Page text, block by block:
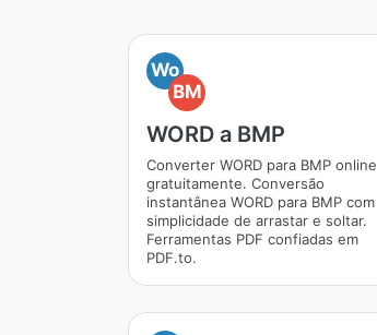
Wo
BM
WORD a BMP
Converter WORD para BMP online
gratuitamente. Conversão
instantânea WORD para BMP com
simplicidade de arrastar e soltar.
Ferramentas PDF confiadas em
PDF.to.